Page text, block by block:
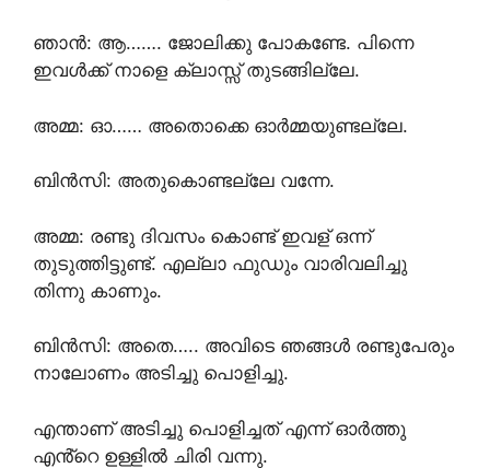
ഞാൻ: ആ……. ജോലിക്കു പോകണ്ടേ. പിന്നെ
ഇവൾക്ക് നാളെ ക്ലാസ്സ്‌ തുടങ്ങില്ലേ.
അമ്മ: ഓ…… അതൊക്കെ ഓർമ്മയുണ്ടല്ലേ.
ബിൻസി: അതുകൊണ്ടല്ലേ വന്നേ.
അമ്മ: രണ്ടു ദിവസം കൊണ്ട് ഇവള് ഒന്ന്
തുടുത്തിട്ടുണ്ട്. എല്ലാ ഫുഡും വാരിവലിച്ചു
തിന്നു കാണും.
ബിൻസി: അതെ….. അവിടെ ഞങ്ങൾ രണ്ടുപേരും
നാലോണം അടിച്ചു പൊളിച്ചു.
എന്താണ് അടിച്ചു പൊളിച്ചത് എന്ന് ഓർത്തു
എൻ്റെ ഉള്ളിൽ ചിരി വന്നു.